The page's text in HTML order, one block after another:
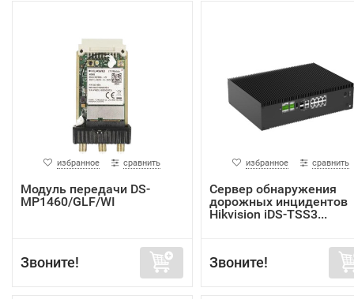
избранное сравнить
Модуль передачи DS-
MP1460/GLF/WI
Звоните!
избранное сравнить
Сервер обнаружения
дорожных инцидентов
Hikvision iDS-TSS3...
Звоните!